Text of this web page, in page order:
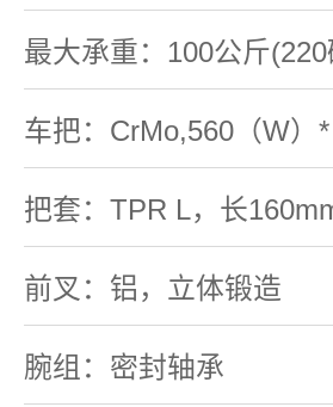
最大承重：100公斤(220
车把：CrMo,560（W）
把套：TPR L，长
前叉：铝，立体锻造
腕组：密封轴承